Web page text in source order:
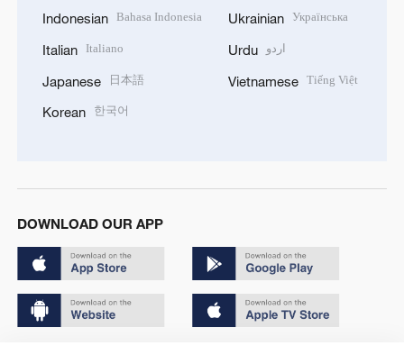
Indonesian Bahasa Indonesia
Italian Italiano
Japanese 日本語
Korean 한국어
Ukrainian Українська
Urdu اردو
Vietnamese Tiếng Việt
DOWNLOAD OUR APP